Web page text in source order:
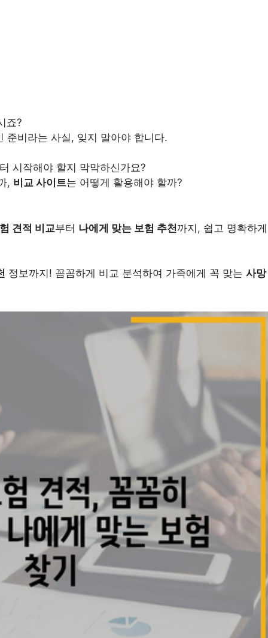
죠?
준비라는 사실, 잊지 말아야 합니다.
시작해야 할지 막막하신가요?
, 비교 사이트는 어떻게 활용해야 할까?
견적 비교부터 나에게 맞는 보험 추천까지, 쉽고 명확하게
정보까지! 꼼꼼하게 비교 분석하여 가족에게 꼭 맞는 사망